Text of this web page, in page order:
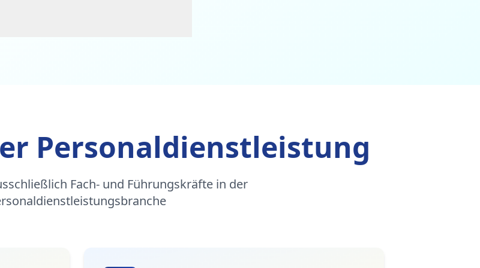
Personaldienstleistung
Fach- und Führungskräfte in der